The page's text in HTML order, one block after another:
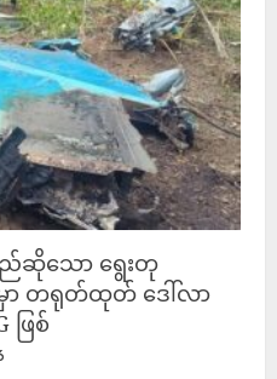
ဆိုသော ရွေးတု
တရုတ်ထုတ် ဒေါ်လာ
ဖြစ်